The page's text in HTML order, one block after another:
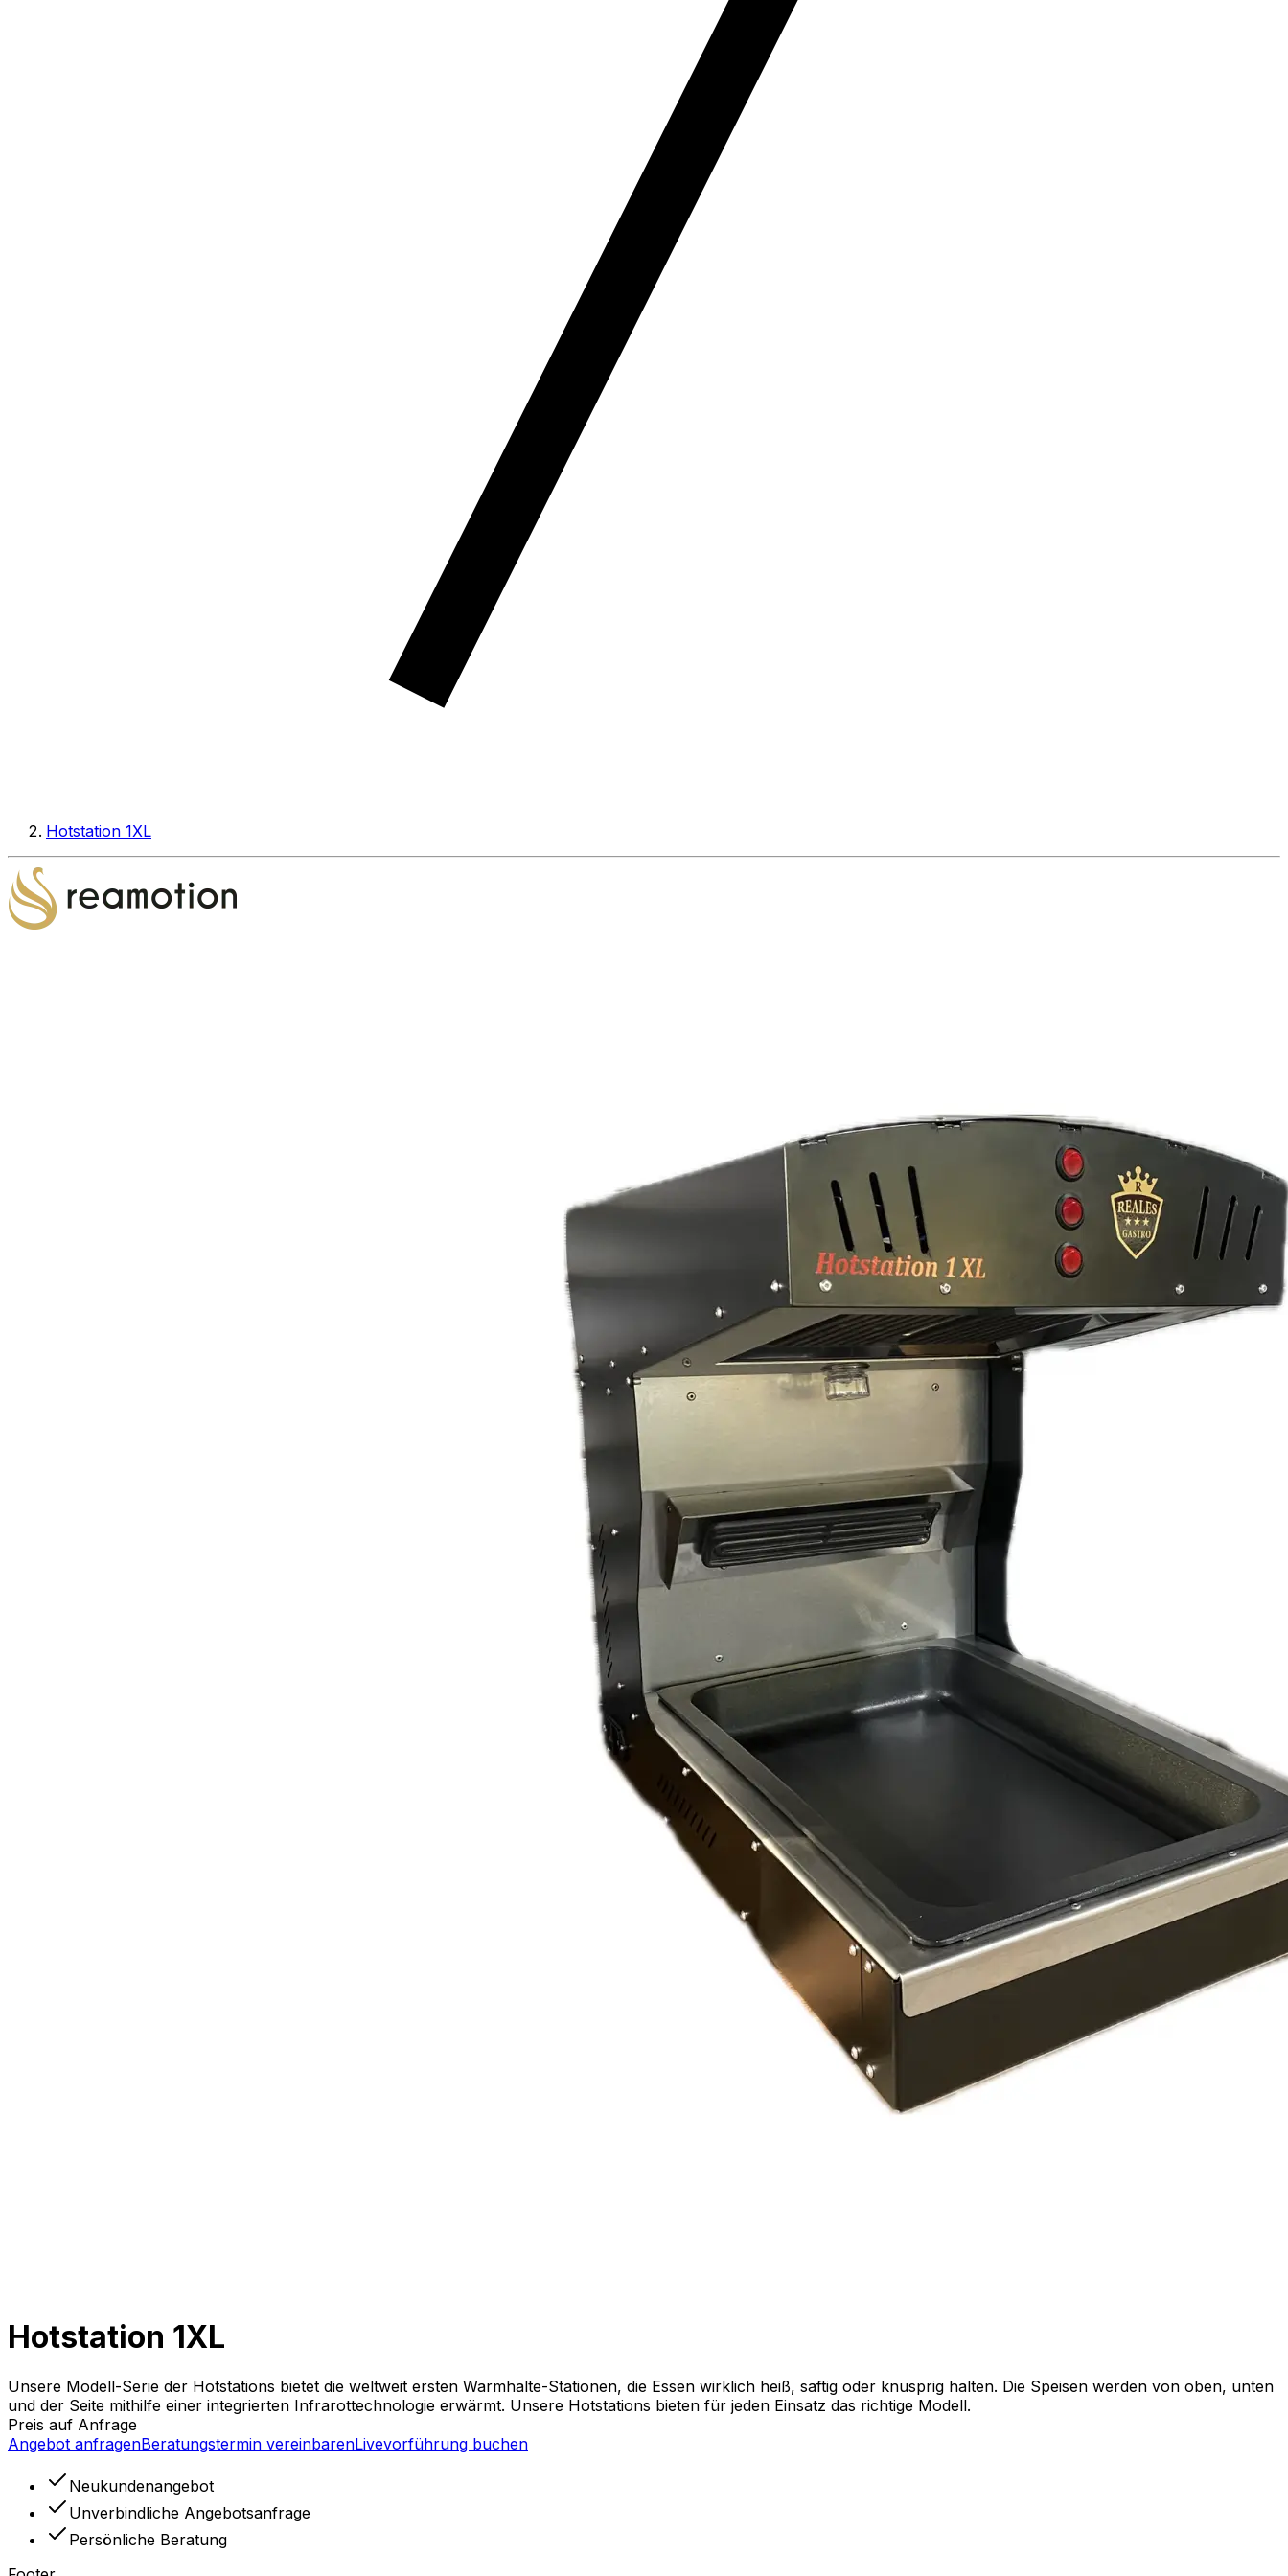
Hotstation 1XL
Hotstation 1XL
Unsere Modell-Serie der Hotstations bietet die weltweit ersten Warmhalte-Stationen, die Essen wirklich heiß, saftig oder knusprig halten. Die Speisen werden von oben, unten
und der Seite mithilfe einer integrierten Infrarottechnologie erwärmt. Unsere Hotstations bieten für jeden Einsatz das richtige Modell.
Preis auf Anfrage
Angebot anfragenBeratungstermin vereinbarenLivevorführung buchen
Neukundenangebot
Unverbindliche Angebotsanfrage
Persönliche Beratung